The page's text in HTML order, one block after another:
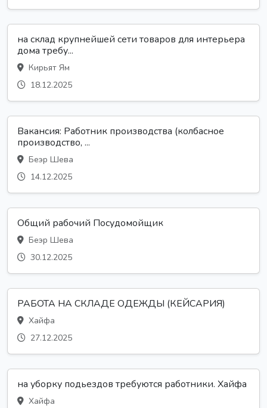
на склад крупнейшей сети товаров для интерьера
дома требу...
Кирьят Ям
18.12.2025
Вакансия: Работник производства (колбасное
производство, ...
Беэр Шева
14.12.2025
Общий рабочий Посудомойщик
Беэр Шева
30.12.2025
РАБОТА НА СКЛАДЕ ОДЕЖДЫ (КЕЙСАРИЯ)
Хайфа
27.12.2025
на уборку подьездов требуются работники. Хайфа
Хайфа